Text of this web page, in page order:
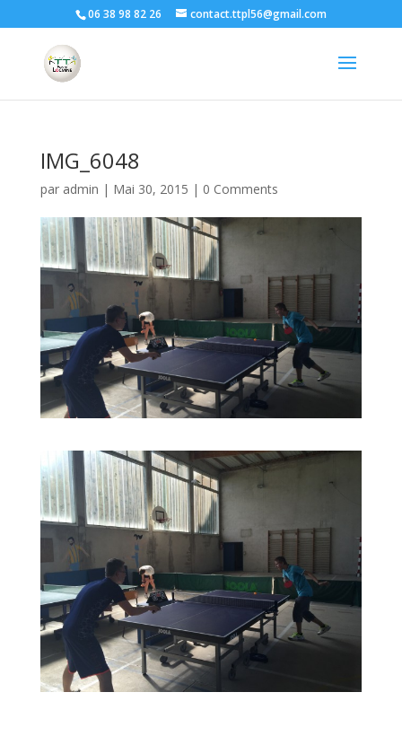
06 38 98 82 26 contact.ttpl56@gmail.com
IMG_6048
par admin | Mai 30, 2015 | 0 Comments